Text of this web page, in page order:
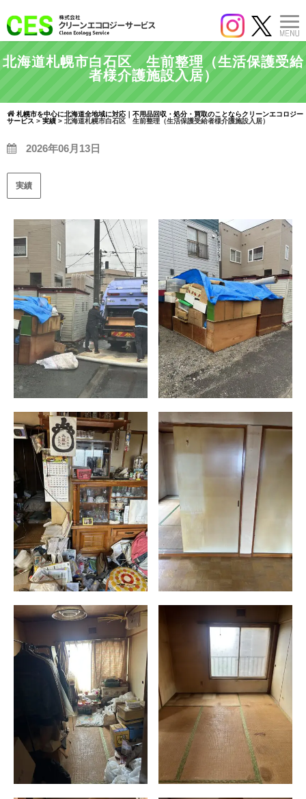
北海道札幌市白石区 生前整理（生活保護受給
者様介護施設入居）
札幌市を中心に北海道全地域に対応｜不用品回収・処分・買取のことならクリーンエコロジー
サービス > 実績 > 北海道札幌市白石区 生前整理（生活保護受給者様介護施設入居）
2026年06月13日
実績